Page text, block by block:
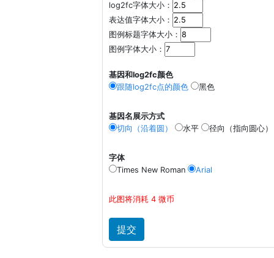
log2fc字体大小：
表达值字体大小：
图例标题字体大小：
图例字体大小：
基因和log2fc颜色
跟随log2fc点的颜色
黑色
基因名展示方式
切向（沿着圆）
水平 径向（指向圆心）
字体
Times New Roman
Arial
此图将消耗 4 微币